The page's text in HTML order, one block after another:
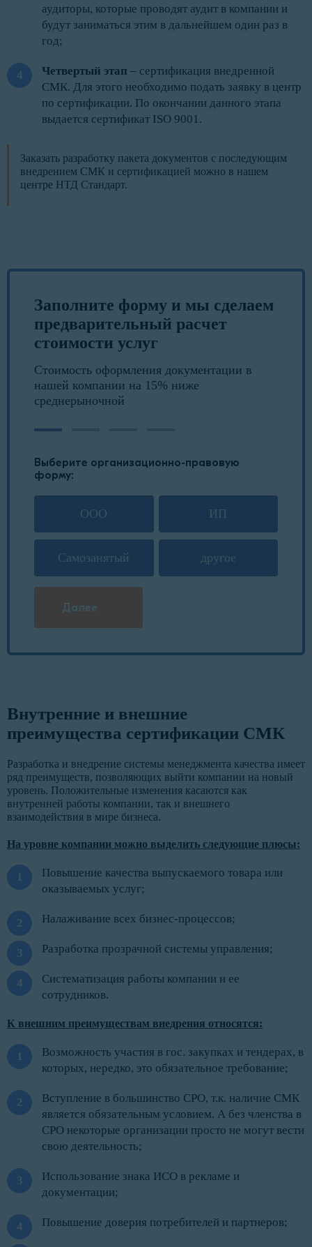
аудиторы, которые проводят аудит в компании и
будут заниматься этим в дальнейшем один раз в
год;
Четвертый этап – сертификация внедренной
СМК. Для этого необходимо подать заявку в центр
по сертификации. По окончании данного этапа
выдается сертификат ISO 9001.
Заказать разработку пакета документов с последующим
внедрением СМК и сертификацией можно в нашем
центре НТД Стандарт.
Заполните форму и мы сделаем
предварительный расчет
стоимости услуг
Стоимость оформления документации в
нашей компании на 15% ниже
среднерыночной
Выберите организационно-правовую
форму:
ООО ИП
Самозанятый другое
Далее
Внутренние и внешние
преимущества сертификации СМК
Разработка и внедрение системы менеджмента качества имеет
ряд преимуществ, позволяющих выйти компании на новый
уровень. Положительные изменения касаются как
внутренней работы компании, так и внешнего
взаимодействия в мире бизнеса.
На уровне компании можно выделить следующие плюсы:
Повышение качества выпускаемого товара или
оказываемых услуг;
Налаживание всех бизнес-процессов;
Разработка прозрачной системы управления;
Систематизация работы компании и ее
сотрудников.
К внешним преимуществам внедрения относятся:
Возможность участия в гос. закупках и тендерах, в
которых, нередко, это обязательное требование;
Вступление в большинство СРО, т.к. наличие СМК
является обязательным условием. А без членства в
СРО некоторые организации просто не могут вести
свою деятельность;
Использование знака ИСО в рекламе и
документации;
Повышение доверия потребителей и партнеров;